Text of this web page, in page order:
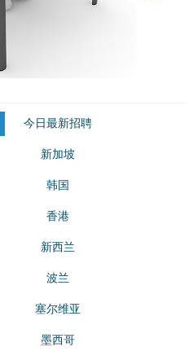
今日最新招聘
新加坡
韩国
香港
新西兰
波兰
塞尔维亚
墨西哥